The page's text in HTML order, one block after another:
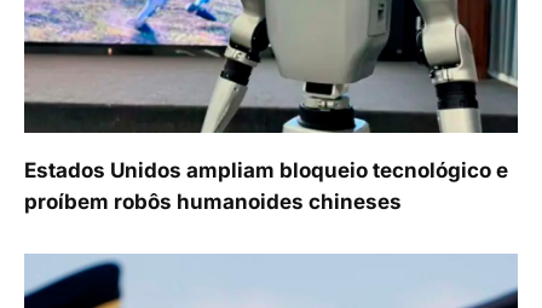
Estados Unidos ampliam bloqueio tecnológico e
proíbem robôs humanoides chineses